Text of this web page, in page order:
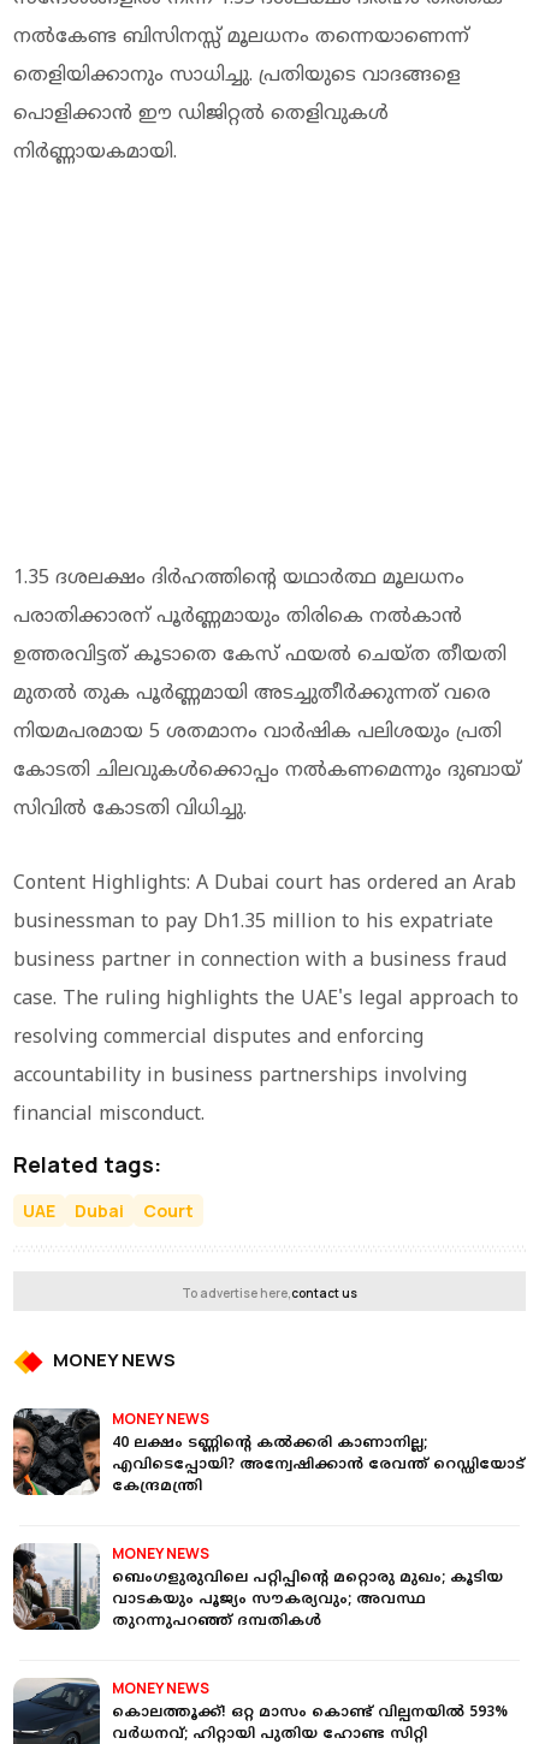
നൽകേണ്ട ബിസിനസ്സ് മൂലധനം തന്നെയാണെന്ന്
തെളിയിക്കാനും സാധിച്ചു. പ്രതിയുടെ വാദങ്ങളെ
പൊളിക്കാൻ ഈ ഡിജിറ്റൽ തെളിവുകൾ
നിർണ്ണായകമായി.
1.35 ദശലക്ഷം ദിർഹത്തിന്റെ യഥാർത്ഥ മൂലധനം
പരാതിക്കാരന് പൂർണ്ണമായും തിരികെ നൽകാൻ
ഉത്തരവിട്ടത് കൂടാതെ കേസ് ഫയൽ ചെയ്ത തീയതി
മുതൽ തുക പൂർണ്ണമായി അടച്ചുതീർക്കുന്നത് വരെ
നിയമപരമായ 5 ശതമാനം വാർഷിക പലിശയും പ്രതി
കോടതി ചിലവുകൾക്കൊപ്പം നൽകണമെന്നും ദുബായ്
സിവിൽ കോടതി വിധിച്ചു.
Content Highlights: A Dubai court has ordered an Arab
businessman to pay Dh1.35 million to his expatriate
business partner in connection with a business fraud
case. The ruling highlights the UAE's legal approach to
resolving commercial disputes and enforcing
accountability in business partnerships involving
financial misconduct.
Related tags:
UAE Dubai Court
To advertise here,contact us
MONEY NEWS
MONEY NEWS
40 ലക്ഷം ടണ്ണിന്റെ കൽക്കരി കാണാനില്ല;
എവിടെപ്പോയി? അന്വേഷിക്കാൻ രേവന്ത് റെഡ്ഡിയോട്
കേന്ദ്രമന്ത്രി
MONEY NEWS
ബെംഗളുരുവിലെ പറ്റിപ്പിന്റെ മറ്റൊരു മുഖം; കൂടിയ
വാടകയും പൂജ്യം സൗകര്യവും; അവസ്ഥ
തുറന്നുപറഞ്ഞ് ദമ്പതികൾ
MONEY NEWS
കൊലത്തൂക്ക്! ഒറ്റ മാസം കൊണ്ട് വില്പനയിൽ 593%
വർധനവ്; ഹിറ്റായി പുതിയ ഹോണ്ട സിറ്റി